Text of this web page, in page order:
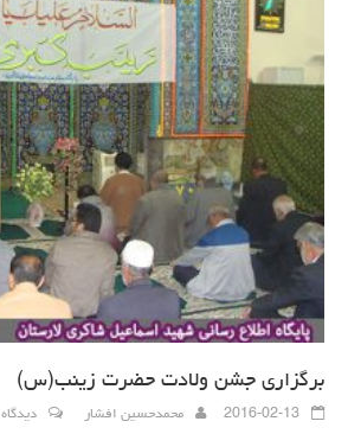
برگزاری جشن ولادت حضرت زینب(س)
2016-02-13 محمدحسین افشار دیدگاه